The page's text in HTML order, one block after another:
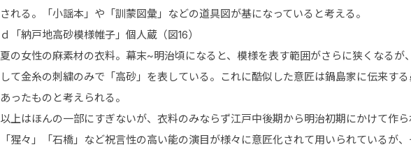
される。「小謡本」や「訓蒙図彙」などの道具図が基になっていると考える。
ｄ「納戸地高砂模様帷子」個人蔵（図16）
夏の女性の麻素材の衣料。幕末~明治頃になると、模様を表す範囲がさらに狭くなる
して金糸の刺繍のみで「高砂」を表している。これに酷似した意匠は鍋島家に伝来す
あったものと考えられる。
以上はほんの一部にすぎないが、衣料のみならず江戸中後期から明治初期にかけて作
「猩々」「石橋」など祝言性の高い能の演目が様々に意匠化されて用いられているが